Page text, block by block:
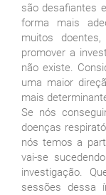
são desafiantes
forma mais
muitos
promover a
não existe.
uma maior
mais
Se nós
doenças
nós temos a
vai-se
investigação.
sessões dessa